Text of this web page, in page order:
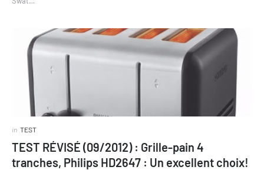
in TEST
TEST RÉVISÉ (09/2012) : Grille-pain 4
tranches, Philips HD2647 : Un excellent choix!